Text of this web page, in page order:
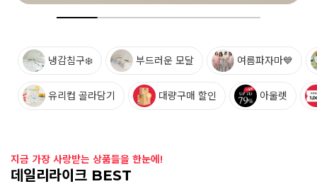
냉감침구❄️ 부드러운 모달 여름파자마💙
유리컵 골라담기 대량구매 할인 아울렛
지금 가장 사랑받는 상품들을 한눈에!
데일리라이크 BEST